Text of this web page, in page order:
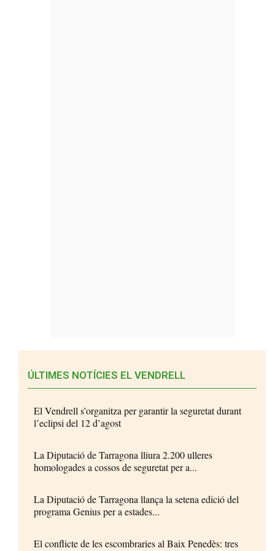
ÚLTIMES NOTÍCIES EL VENDRELL
El Vendrell s’organitza per garantir la seguretat durant
l’eclipsi del 12 d’agost
La Diputació de Tarragona lliura 2.200 ulleres
homologades a cossos de seguretat per a...
La Diputació de Tarragona llança la setena edició del
programa Genius per a estades...
El conflicte de les escombraries al Baix Penedès: tres